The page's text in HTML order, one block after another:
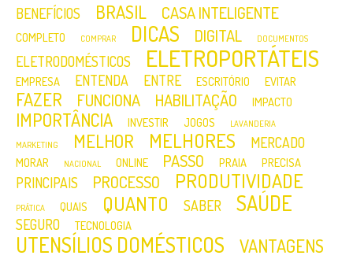
BENEFÍCIOS BRASIL CASA INTELIGENTE
COMPLETO COMPRAR DICAS DIGITAL DOCUMENTOS
ELETRODOMÉSTICOS ELETROPORTÁTEIS
EMPRESA ENTENDA ENTRE ESCRITÓRIO EVITAR
FAZER FUNCIONA HABILITAÇÃO IMPACTO
IMPORTÂNCIA INVESTIR JOGOS
LAVANDERIA
MARKETING
MELHOR MELHORES MERCADO
MORAR NACIONAL ONLINE PASSO PRAIA PRECISA
PRINCIPAIS PROCESSO PRODUTIVIDADE
PRÁTICA QUAIS QUANTO SABER SAÚDE
SEGURO TECNOLOGIA
UTENSÍLIOS DOMÉSTICOS VANTAGENS